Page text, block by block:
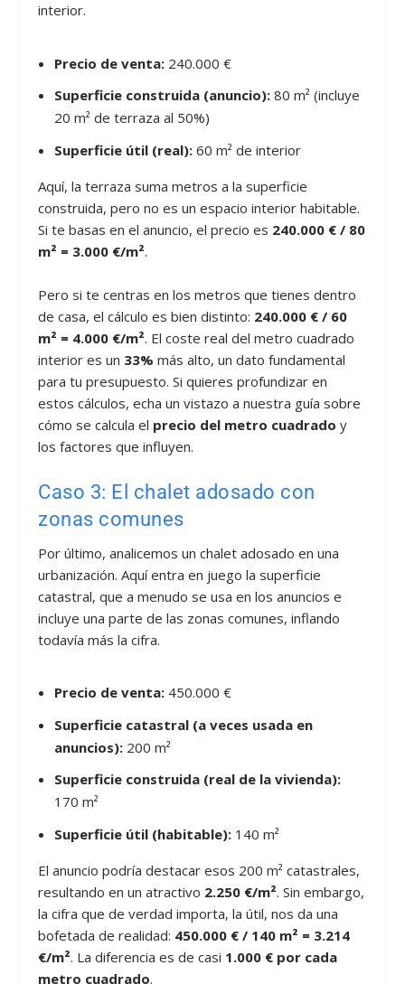
interior.
Precio de venta:240.000 €
Superficie construida (anuncio):80 m² (incluye
20 m² de terraza al 50%)
Superficie útil (real):60 m² de interior
Aquí, la terraza suma metros a la superficie
construida, pero no es un espacio interior habitable.
Si te basas en el anuncio, el precio es 240.000 € / 80
m² = 3.000 €/m².
Pero si te centras en los metros que tienes dentro
de casa, el cálculo es bien distinto: 240.000 € / 60
m² = 4.000 €/m². El coste real del metro cuadrado
interior es un 33% más alto, un dato fundamental
para tu presupuesto. Si quieres profundizar en
estos cálculos, echa un vistazo a nuestra guía sobre
cómo se calcula el precio del metro cuadrado y
los factores que influyen.
Caso 3: El chalet adosado con
zonas comunes
Por último, analicemos un chalet adosado en una
urbanización. Aquí entra en juego la superficie
catastral, que a menudo se usa en los anuncios e
incluye una parte de las zonas comunes, inflando
todavía más la cifra.
Precio de venta:450.000 €
Superficie catastral (a veces usada en
anuncios):200 m²
Superficie construida (real de la vivienda):
170 m²
Superficie útil (habitable):140 m²
El anuncio podría destacar esos 200 m² catastrales,
resultando en un atractivo 2.250 €/m². Sin embargo,
la cifra que de verdad importa, la útil, nos da una
bofetada de realidad: 450.000 € / 140 m² = 3.214
€/m². La diferencia es de casi 1.000 € por cada
metro cuadrado.